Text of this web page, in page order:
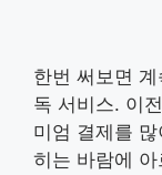
한번 써보면
독 서비스. 이
미엄 결제를
히는 바람에